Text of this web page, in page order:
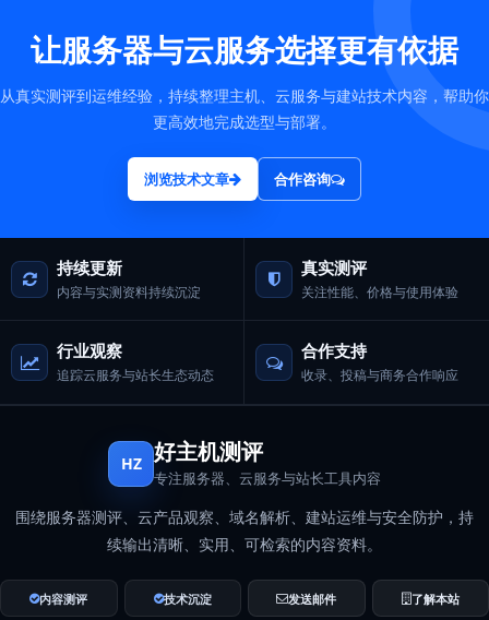
让服务器与云服务选择更有依据
从真实测评到运维经验，持续整理主机、云服务与建站技术内容，帮助你
更高效地完成选型与部署。
浏览技术文章 合作咨询
持续更新
内容与实测资料持续沉淀
真实测评
关注性能、价格与使用体验
行业观察
追踪云服务与站长生态动态
合作支持
收录、投稿与商务合作响应
HZ 好主机测评
专注服务器、云服务与站长工具内容
围绕服务器测评、云产品观察、域名解析、建站运维与安全防护，持
续输出清晰、实用、可检索的内容资料。
内容测评 技术沉淀 发送邮件 了解本站